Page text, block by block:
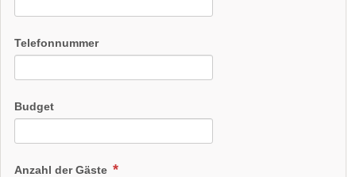
Telefonnummer
Budget
Anzahl der Gäste